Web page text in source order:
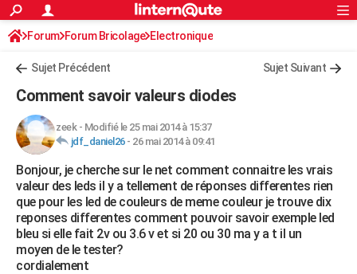
ACTUALITÉS
Politique
Société
Faits Divers
Education
Monde
Villes
+
FINANCE
Retraite
Impôts
Epargne
Immobilier
Risques naturels par ville
Banque
Assurance
Crédit
AUTO
Essais
Réserver un essai
Citadines
Berlines
SUV
Forum auto
+HIGH-TECH
Mobiles
Meilleur smartphone
Internet
Ordinateurs
Jeux vidéo
Guide high-tech
+BRICOLAGE
Forum
Aménagement intérieur
Extérieur
Cuisine
Salle de bains
Jardinage
Rangement
WEEK-END
S'inscrire
Connexion
Forum Forum Bricolage Electronique
Sujet Précédent Sujet Suivant
Comment savoir valeurs diodes
zeek- Modifié le 25 mai 2014 à 15:37
jdf_daniel26- 26 mai 2014 à 09:41
Bonjour, je cherche sur le net comment connaitre les vrais
valeur des leds il y a tellement de réponses differentes rien
que pour les led de couleurs de meme couleur je trouve dix
reponses differentes comment pouvoir savoir exemple led
bleu si elle fait 2v ou 3.6 v et si 20 ou 30 ma y a t il un
moyen de le tester?
cordialement